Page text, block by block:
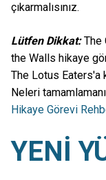
çıkarmalısınız.
Lütfen Dikkat:The
the Walls hikaye
The Lotus Eaters'a
Neleri
Hikaye Görevi
YENİ